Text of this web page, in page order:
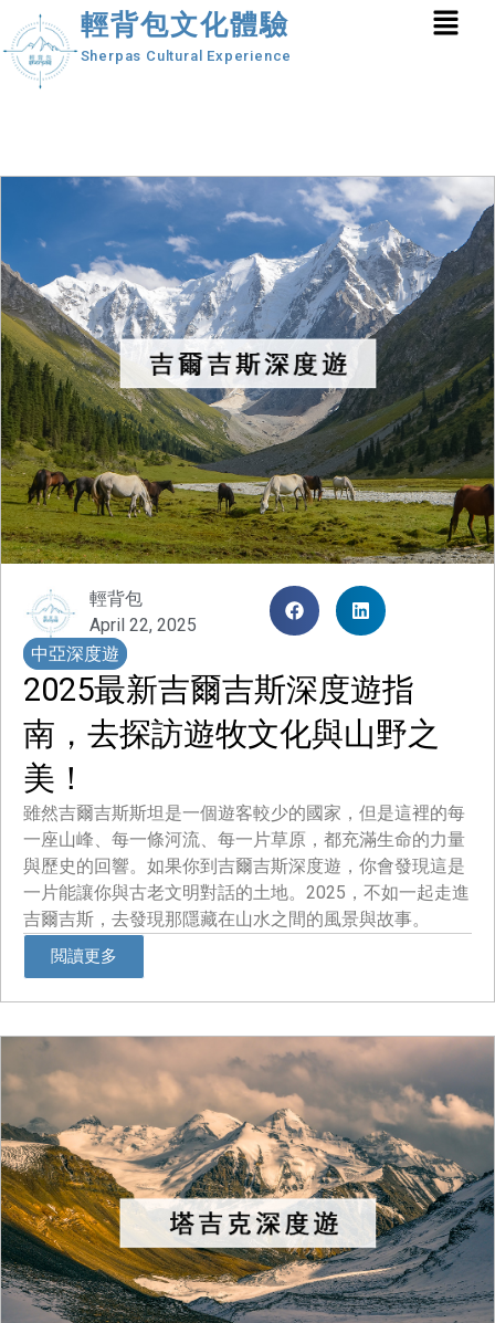
輕背包文化體驗
Sherpas Cultural Experience
輕背包
April 22, 2025
中亞深度遊
2025最新吉爾吉斯深度遊指
南，去探訪遊牧文化與山野之
美！
雖然吉爾吉斯斯坦是一個遊客較少的國家，但是這裡的每
一座山峰、每一條河流、每一片草原，都充滿生命的力量
與歷史的回響。如果你到吉爾吉斯深度遊，你會發現這是
一片能讓你與古老文明對話的土地。2025，不如一起走進
吉爾吉斯，去發現那隱藏在山水之間的風景與故事。
閲讀更多